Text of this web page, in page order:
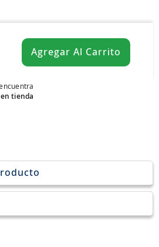
Agregar Al Carrito
tienda